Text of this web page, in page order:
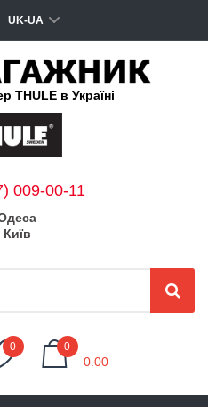
UK-UA
THULE в Україні
009-00-11
Київ
0 0
0.00